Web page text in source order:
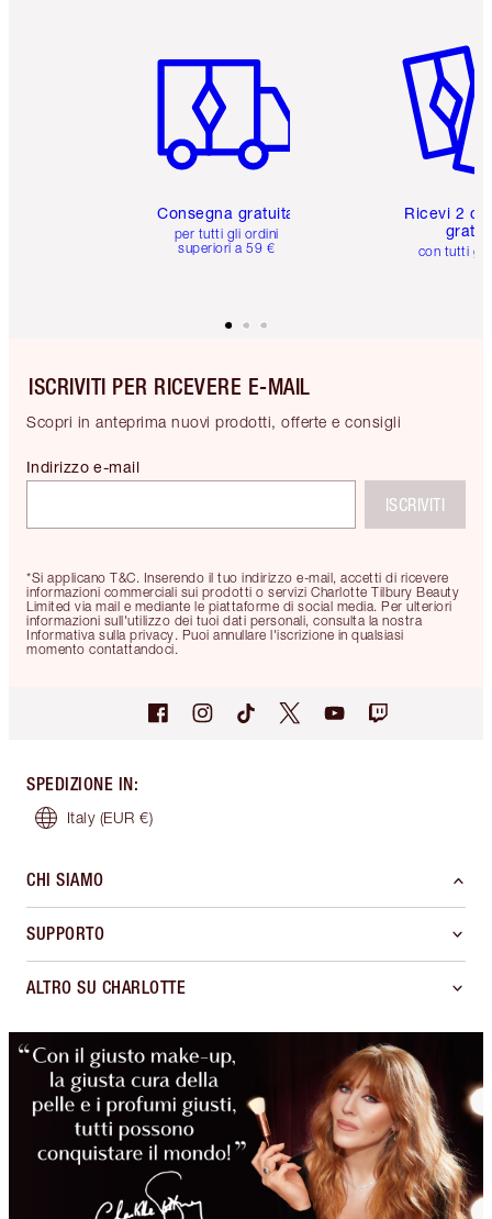
Consegna gratuita
per tutti gli ordini
superiori a 59 €
Ricevi 2
con tutti gli
ISCRIVITI PER RICEVERE E-MAIL
Scopri in anteprima nuovi prodotti, offerte e consigli
*Si applicano T&C. Inserendo il tuo indirizzo e-mail, accetti di ricevere
informazioni commerciali sui prodotti o servizi Charlotte Tilbury Beauty
Limited via mail e mediante le piattaforme di social media. Per ulteriori
informazioni sull'utilizzo dei tuoi dati personali, consulta la nostra
Informativa sulla privacy. Puoi annullare l'iscrizione in qualsiasi
momento contattandoci.
Indirizzo e-mail
ISCRIVITI
SPEDIZIONE IN:
Italy (EUR €)
CHI SIAMO
SUPPORTO
ALTRO SU CHARLOTTE